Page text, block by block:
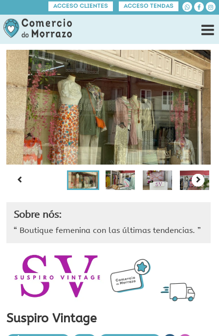
ACCESO CLIENTES ACCESO TENDAS
Sobre nós:
“ Boutique femenina con las últimas tendencias. ”
Suspiro Vintage